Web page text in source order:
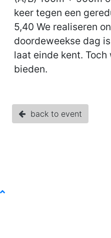
keer tegen een
5,40 We realiseren
doordeweekse dag
laat einde kent.
bieden.
back to event